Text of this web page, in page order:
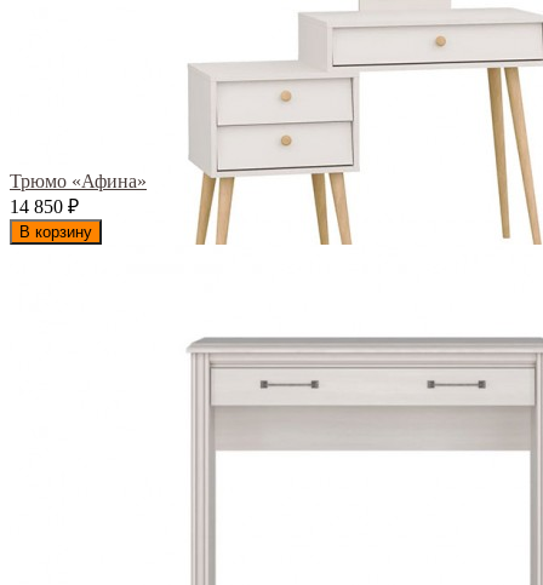
Трюмо «Афина»
14 850 ₽
В корзину